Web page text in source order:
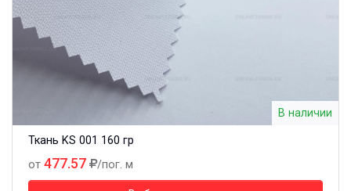
В наличии
Ткань KS 001 160 гр
от 477.57 /пог. м